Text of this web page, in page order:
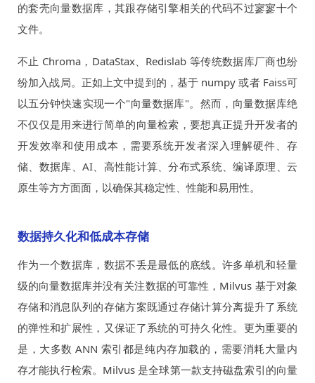
的套壳向量数据库，其跟存储引擎相关的代码不过寥寥十个
文件。
不止 Chroma，DataStax、Redislab 等传统数据库厂商也纷
纷加入战局。正如上文中提到的，基于 numpy 或者 Faiss可
以五分钟快速实现一个"向量数据库"。然而，向量数据库绝
不仅仅是用来进行简单的向量检索，要想真正提升开发者的
开发效率和使用成本，需要系统开发者深入理解硬件、存
储、数据库、AI、高性能计算、分布式系统、编译原理、云
原生等方方面面，以确保其稳定性、性能和易用性。
数据持久化和低成本存储
作为一个数据库，数据不丢是最低的底线。许多单机和轻量
级的向量数据库并没有关注数据的可靠性，Milvus 基于对象
存储和消息队列的存储方案既通过存储计算分离提升了系统
的弹性和扩展性，又保证了系统的可持久化性。更为重要的
是，大多数 ANN 索引都是纯内存加载的，需要消耗大量内
存才能执行检索。Milvus 是全球第一款支持磁盘索引的向量